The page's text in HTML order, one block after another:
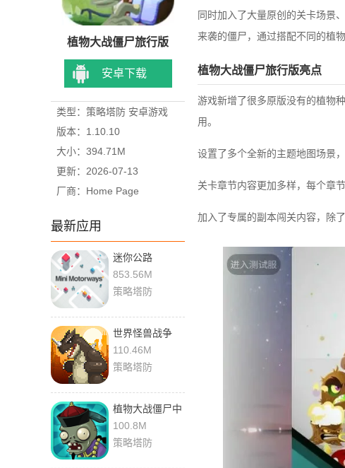
植物大战僵尸旅行版
安卓下载
类型：策略塔防 安卓游戏
版本：1.10.10
大小：394.71M
更新：2026-07-13
厂商：Home Page
最新应用
迷你公路
b2abff6 安卓版
853.56M
策略塔防
世界怪兽战争
9.1.0 最新版
110.46M
策略塔防
植物大战僵尸中
国馆繁体中文版
0.1 安卓版
100.8M
策略塔防
同时加入了大量原创的关卡场景
来袭的僵尸，通过搭配不同的植
植物大战僵尸旅行版亮点
游戏新增了很多原版没有的植物
用。
设置了多个全新的主题地图场景
关卡章节内容更加多样，每个章
加入了专属的副本闯关内容，除